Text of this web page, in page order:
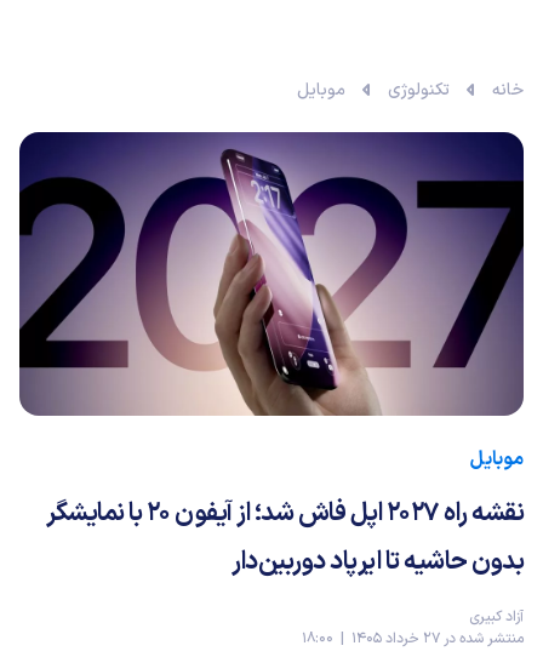
خانه تکنولوژی موبایل
موبایل
نقشه راه ۲۰۲۷ اپل فاش شد؛ از آیفون ۲۰ با نمایشگر
بدون حاشیه تا ایرپاد دوربین‌دار
آزاد کبیری
منتشر شده در 27 خرداد 1405 | 18:00